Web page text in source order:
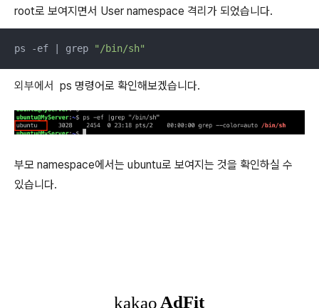
root로 보여지면서 User namespace 격리가 되었습니다.
ps -ef | grep "/bin/sh"
외부에서 ps 명령어로 확인해보겠습니다.
부모 namespace에서는 ubuntu로 보여지는 것을 확인하실 수
있습니다.